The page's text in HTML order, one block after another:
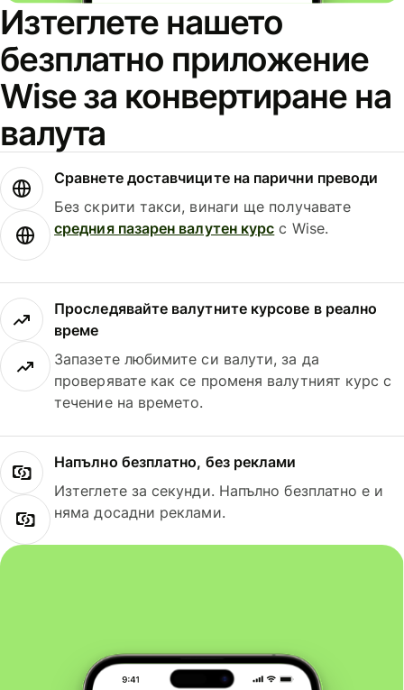
Изтеглете нашето
безплатно приложение
Wise за конвертиране на
валута
Сравнете доставчиците на парични преводи
Без скрити такси, винаги ще получавате
средния пазарен валутен курс с Wise.
Проследявайте валутните курсове в реално
време
Запазете любимите си валути, за да
проверявате как се променя валутният курс с
течение на времето.
Напълно безплатно, без реклами
Изтеглете за секунди. Напълно безплатно е и
няма досадни реклами.